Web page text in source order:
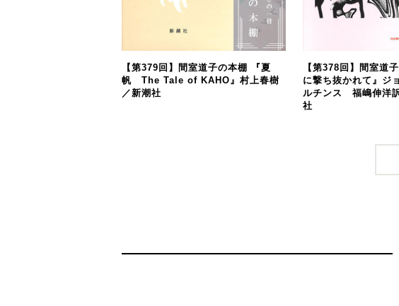
【第379回】間室道子の本棚 『夏
帆 The Tale of KAHO』村上春樹
／新潮社
【第378回】間室道
に撃ち抜かれて』ジ
ルチンス 福嶋伸洋
社